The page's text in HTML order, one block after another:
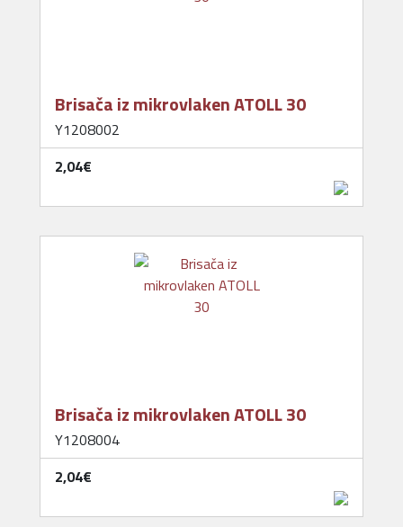
Brisača iz mikrovlaken ATOLL 30
Y1208002
2,04‎€
Brisača iz mikrovlaken ATOLL 30
Y1208004
2,04‎€